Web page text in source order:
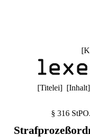
[
[Titelei] [Inhalt
§ 316